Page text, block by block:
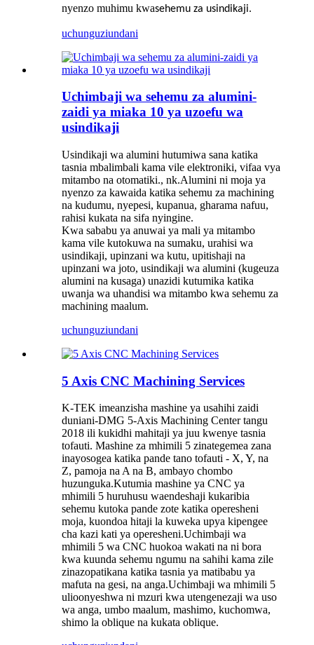
nyenzo muhimu kwasehemu za usindikaji.
uchunguziundani
Uchimbaji wa sehemu za alumini-
zaidi ya miaka 10 ya uzoefu wa
usindikaji
Usindikaji wa alumini hutumiwa sana katika
tasnia mbalimbali kama vile elektroniki, vifaa vya
mitambo na otomatiki., nk.Alumini ni moja ya
nyenzo za kawaida katika sehemu za machining
na kudumu, nyepesi, kupanua, gharama nafuu,
rahisi kukata na sifa nyingine.
Kwa sababu ya anuwai ya mali ya mitambo
kama vile kutokuwa na sumaku, urahisi wa
usindikaji, upinzani wa kutu, upitishaji na
upinzani wa joto, usindikaji wa alumini (kugeuza
alumini na kusaga) unazidi kutumika katika
uwanja wa uhandisi wa mitambo kwa sehemu za
machining maalum.
uchunguziundani
5 Axis CNC Machining Services
K-TEK imeanzisha mashine ya usahihi zaidi
duniani-DMG 5-Axis Machining Center tangu
2018 ili kukidhi mahitaji ya juu kwenye tasnia
tofauti. Mashine za mhimili 5 zinategemea zana
inayosogea katika pande tano tofauti - X, Y, na
Z, pamoja na A na B, ambayo chombo
huzunguka.Kutumia mashine ya CNC ya
mhimili 5 huruhusu waendeshaji kukaribia
sehemu kutoka pande zote katika operesheni
moja, kuondoa hitaji la kuweka upya kipengee
cha kazi kati ya operesheni.Uchimbaji wa
mhimili 5 wa CNC huokoa wakati na ni bora
kwa kuunda sehemu ngumu na sahihi kama zile
zinazopatikana katika tasnia ya matibabu ya
mafuta na gesi, na anga.Uchimbaji wa mhimili 5
ulioonyeshwa ni mzuri kwa utengenezaji wa uso
wa anga, umbo maalum, mashimo, kuchomwa,
shimo la oblique na kukata oblique.